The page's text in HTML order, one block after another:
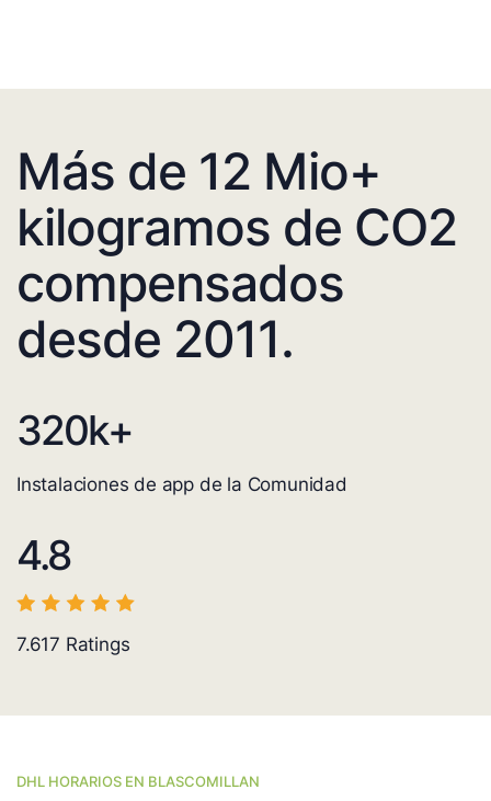
Más de 12 Mio+
kilogramos de CO2
compensados
desde 2011.
320k+
Instalaciones de app de la Comunidad
4.8
7.617 Ratings
DHL HORARIOS EN BLASCOMILLAN